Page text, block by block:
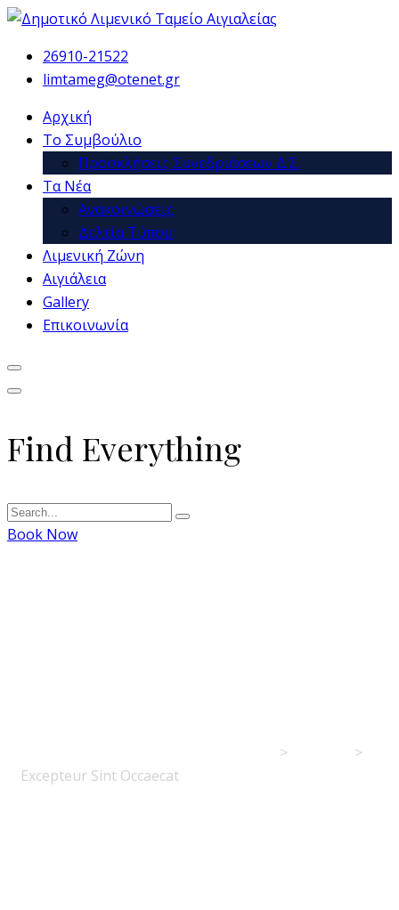
26910-21522
limtameg@otenet.gr
Αρχική
Το Συμβούλιο
Προσκλήσεις Συνεδριάσεων Δ.Σ.
Τα Νέα
Ανακοινώσεις
Δελτία Τύπου
Λιμενική Ζώνη
Αιγιάλεια
Gallery
Επικοινωνία
Find Everything
Book Now
>
>
Excepteur Sint Occaecat